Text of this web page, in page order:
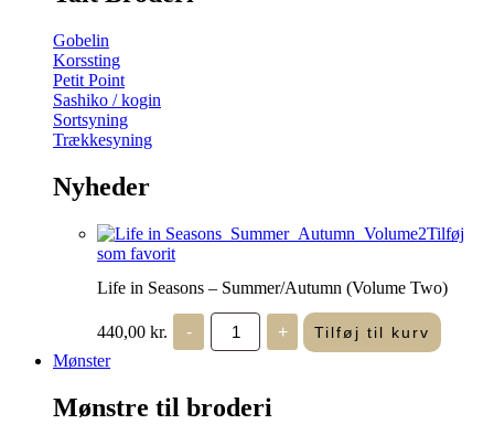
Gobelin
Korssting
Petit Point
Sashiko / kogin
Sortsyning
Trækkesyning
Nyheder
Tilføj
som favorit
Life in Seasons – Summer/Autumn (Volume Two)
440,00 kr. -
Life
Seasons
(Volume
+ Tilføj til kurv
Mønster
Mønstre til broderi